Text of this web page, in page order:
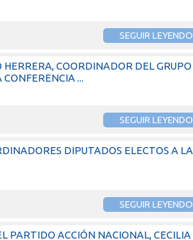
SEGUIR LEYENDO
COORDINADOR DEL GRUPO
...
SEGUIR LEYENDO
DIPUTADOS ELECTOS A LA
SEGUIR LEYENDO
PARTIDO ACCIÓN NACIONAL, CECILIA